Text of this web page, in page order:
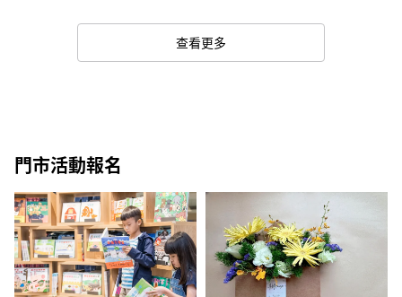
查看更多
門市活動報名